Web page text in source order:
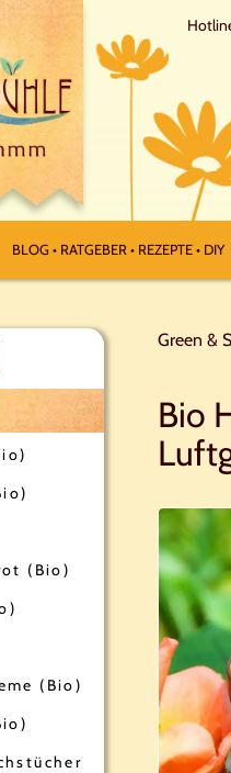
BLOG • RATGEBER • REZEPTE • DIY
(Bio)
(Bio)
Green &
Bio